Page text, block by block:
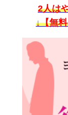
2人は
↓【無